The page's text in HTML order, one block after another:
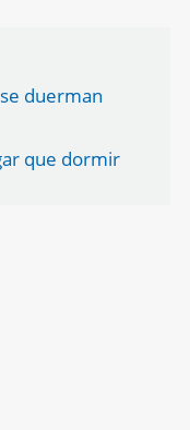
duerman
que dormir